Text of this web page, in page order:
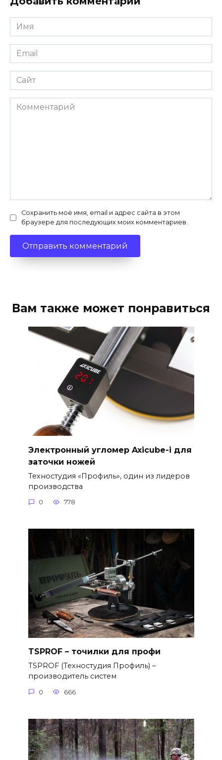
Имя
*
Email
*
Сайт
Комментарий
Сохранить моё имя, email и адрес сайта в этом
браузере для последующих моих комментариев.
Вам также может понравиться
Электронный угломер Axicube-i для
заточки ножей
Техностудия «Профиль», один из лидеров
производства
0 778
TSPROF – точилки для профи
TSPROF (Техностудия Профиль) –
производитель систем
0 666